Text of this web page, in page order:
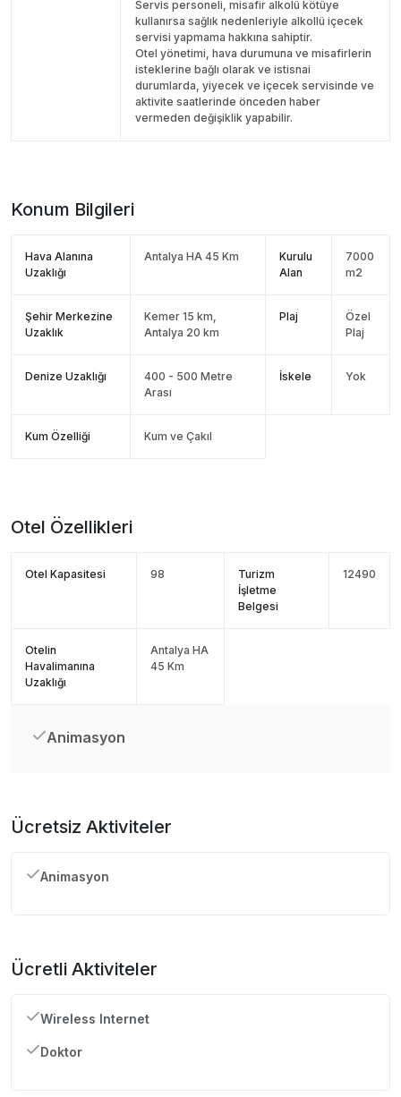
Servis personeli, misafir alkolü kötüye
kullanırsa sağlık nedenleriyle alkollü içecek
servisi yapmama hakkına sahiptir.
Otel yönetimi, hava durumuna ve misafirlerin
isteklerine bağlı olarak ve istisnai
durumlarda, yiyecek ve içecek servisinde ve
aktivite saatlerinde önceden haber
vermeden değişiklik yapabilir.
Konum Bilgileri
Hava Alanına
Uzaklığı
Antalya HA 45 Km
Kurulu
Alan
7000
m2
Şehir Merkezine
Uzaklık
Kemer 15 km,
Antalya 20 km
Plaj
Özel
Plaj
Denize Uzaklığı
400 - 500 Metre
Arası
İskele Yok
Kum Özelliği Kum ve Çakıl
Otel Özellikleri
Otel Kapasitesi 98
Turizm
İşletme
Belgesi
12490
Otelin
Havalimanına
Uzaklığı
Antalya HA
45 Km
Animasyon
Ücretsiz Aktiviteler
Animasyon
Ücretli Aktiviteler
Wireless Internet
Doktor